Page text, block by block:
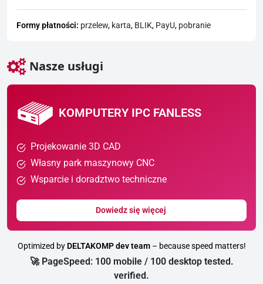
Formy płatności: przelew, karta, BLIK, PayU, pobranie
Nasze usługi
KOMPUTERY IPC FANLESS
Projekowanie 3D CAD
Własny park maszynowy CNC
Wsparcie i doradztwo techniczne
Dowiedz się więcej
Optimized by DELTAKOMP dev team– because speed matters!
🚀 PageSpeed: 100 mobile / 100 desktop tested.
verified.